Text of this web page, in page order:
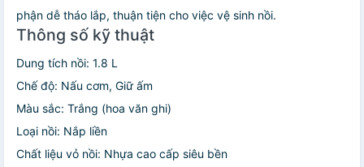
phận dễ tháo lắp, thuận tiện cho việc vệ sinh nồi.
Thông số kỹ thuật
Dung tích nồi: 1.8 L
Chế độ: Nấu cơm, Giữ ấm
Màu sắc: Trắng (hoa văn ghi)
Loại nồi: Nắp liền
Chất liệu vỏ nồi: Nhựa cao cấp siêu bền